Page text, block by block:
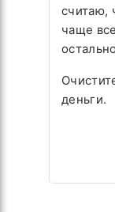
считаю,
чаще
деньги.